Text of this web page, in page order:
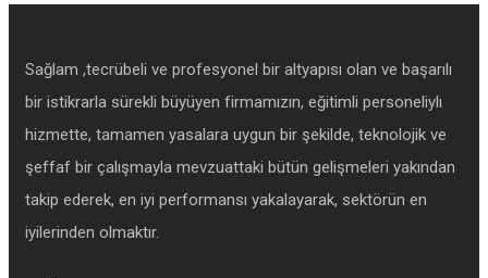
Sağlam ,tecrübeli ve profesyonel bir altyapısı olan ve başarılı
bir istikrarla sürekli büyüyen firmamızın, eğitimli personeliylı
hizmette, tamamen yasalara uygun bir şekilde, teknolojik ve
şeffaf bir çalışmayla mevzuattaki bütün gelişmeleri yakından
takip ederek, en iyi performansı yakalayarak, sektörün en
iyilerinden olmaktır.